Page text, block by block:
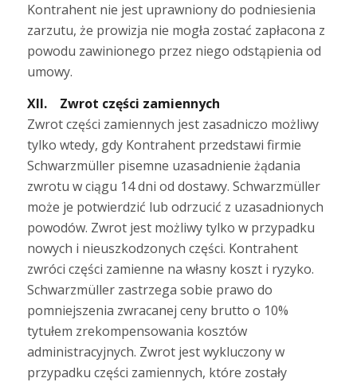
Kontrahent nie jest uprawniony do podniesienia
zarzutu, że prowizja nie mogła zostać zapłacona z
powodu zawinionego przez niego odstąpienia od
umowy.
XII. Zwrot części zamiennych
Zwrot części zamiennych jest zasadniczo możliwy
tylko wtedy, gdy Kontrahent przedstawi firmie
Schwarzmüller pisemne uzasadnienie żądania
zwrotu w ciągu 14 dni od dostawy. Schwarzmüller
może je potwierdzić lub odrzucić z uzasadnionych
powodów. Zwrot jest możliwy tylko w przypadku
nowych i nieuszkodzonych części. Kontrahent
zwróci części zamienne na własny koszt i ryzyko.
Schwarzmüller zastrzega sobie prawo do
pomniejszenia zwracanej ceny brutto o 10%
tytułem zrekompensowania kosztów
administracyjnych. Zwrot jest wykluczony w
przypadku części zamiennych, które zostały